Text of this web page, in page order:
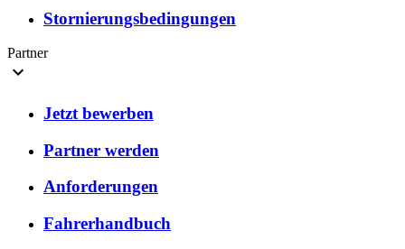
Stornierungsbedingungen
Partner
Jetzt bewerben
Partner werden
Anforderungen
Fahrerhandbuch